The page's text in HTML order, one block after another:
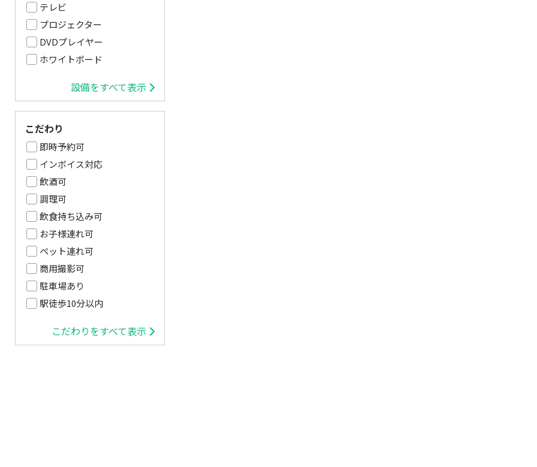
テレビ
プロジェクター
ホワイトボード
DVDプレイヤー
設備をすべて表示
こだわり
即時予約可
インボイス対応
駅徒歩10分以内
飲酒可
調理可
飲食持ち込み可
お子様連れ可
ペット連れ可
商用撮影可
駐車場あり
こだわりをすべて表示